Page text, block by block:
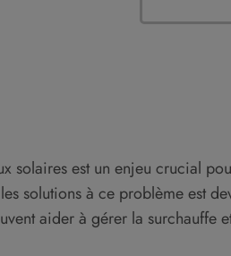
solaires est un enjeu crucial
solutions à ce problème est
aider à gérer la surchauffe